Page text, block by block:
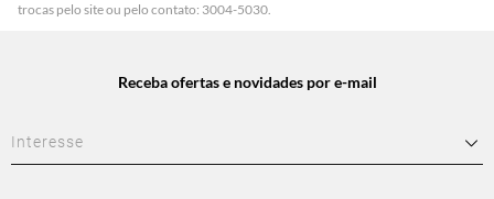
trocas pelo site ou pelo contato: 3004-5030.
Receba ofertas e novidades por e-mail